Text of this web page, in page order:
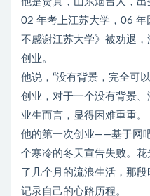
02 年考上江苏大学，06 年
不感谢江苏大学》被劝退
创业。
他说，“没有背景，完全可
创业，对于一个没有背景
业生而言，显得困难重重。
他的第一次创业——基于网
个寒冷的冬天宣告失败。
了几个月的流浪生活，那
记录自己的心路历程。